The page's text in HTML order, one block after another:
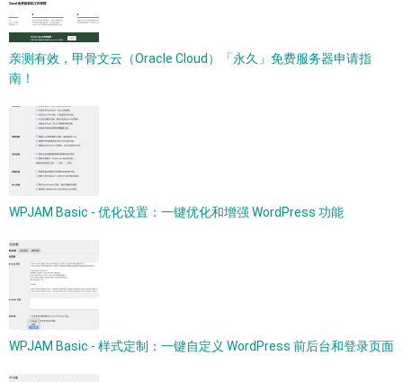
亲测有效，甲骨文云（Oracle Cloud）「永久」免费服务器申请指
南！
WPJAM Basic - 优化设置：一键优化和增强 WordPress 功能
WPJAM Basic - 样式定制：一键自定义 WordPress 前后台和登录页面